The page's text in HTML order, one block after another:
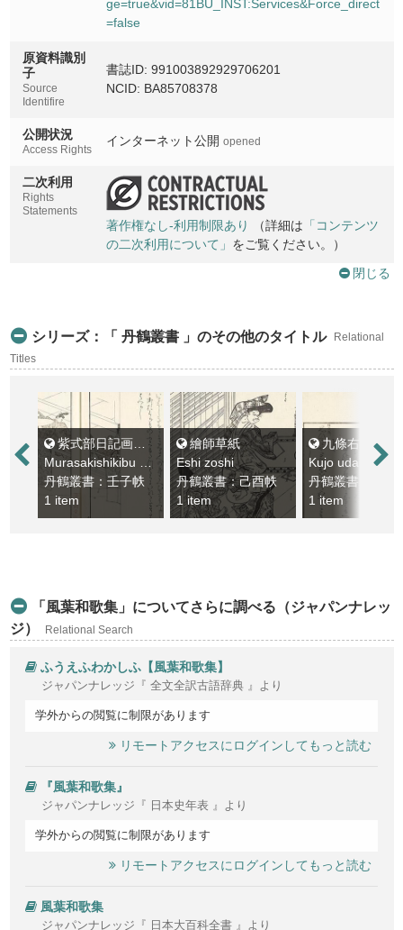
ge=true&vid=81BU_INST:Services&Force_direct
=false
原資料識別
子
Source
Identifire
書誌ID: 991003892929706201
NCID: BA85708378
公開状況
Access Rights
インターネット公開 opened
二次利用
Rights
Statements
著作権なし-利用制限あり （詳細は 「コンテンツ
の二次利用について」 をご覧ください。）
閉じる
シリーズ：「 丹鶴叢書 」のその他のタイトル
Relational
Titles
紫式部日記画巻 . 日本總國風土記
丹鶴叢書：壬子帙
1 item
繪師草紙
Eshi zoshi
丹鶴叢書：己酉帙
1 item
九條右大臣集 . 御堂関白集 . 藤原家經朝
丹鶴叢書：丁未
1 item
「風葉和歌集」についてさらに調べる（ジャパンナレッ
ジ）
Relational Search
ふうえふわかしふ【風葉和歌集】
ジャパンナレッジ『 全文全訳古語辞典 』より
学外からの閲覧に制限があります
リモートアクセスにログインしてもっと読む
『風葉和歌集』
ジャパンナレッジ『 日本史年表 』より
学外からの閲覧に制限があります
リモートアクセスにログインしてもっと読む
風葉和歌集
ジャパンナレッジ『 日本大百科全書 』より